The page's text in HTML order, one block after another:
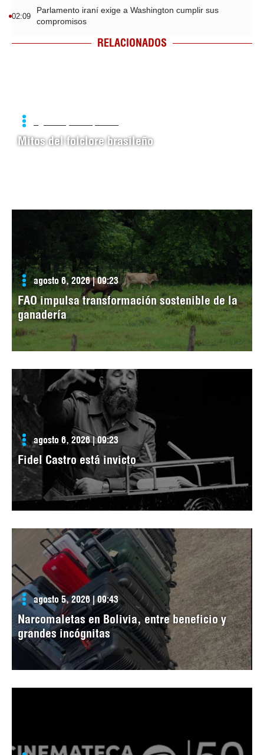
02:09
Parlamento iraní exige a Washington cumplir sus
compromisos
RELACIONADOS
Mitos del folclore brasileño
agosto 6, 2026 | 09:23
FAO impulsa transformación sostenible de la
ganadería
agosto 6, 2026 | 09:23
Fidel Castro está invicto
agosto 5, 2026 | 09:43
Narcomaletas en Bolivia, entre beneficio y
grandes incógnitas